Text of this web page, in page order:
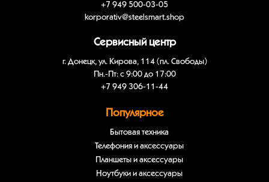
+7 949 500-03-05
korporativ@steelsmart.shop
Сервисный центр
г. Донецк, ул. Кирова, 114 (пл. Свободы)
Пн.-Пт: с 9:00 до 17:00
+7 949 306-11-44
Популярное
Бытовая техника
Телефония и аксессуары
Планшеты и аксессуары
Ноутбуки и аксессуары